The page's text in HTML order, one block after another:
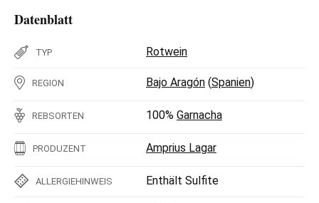
Datenblatt
TYP Rotwein
REGION Bajo Aragón (Spanien)
REBSORTEN 100% Garnacha
PRODUZENT Amprius Lagar
ALLERGIEHINWEIS Enthält Sulfite